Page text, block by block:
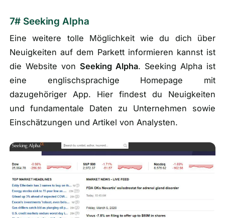
7# Seeking Alpha
Eine weitere tolle Möglichkeit wie du dich über
Neuigkeiten auf dem Parkett informieren kannst ist
die Website vonSeeking Alpha. Seeking Alpha ist
eine englischsprachige Homepage mit
dazugehöriger App. Hier findest du Neuigkeiten
und fundamentale Daten zu Unternehmen sowie
Einschätzungen und Artikel von Analysten.